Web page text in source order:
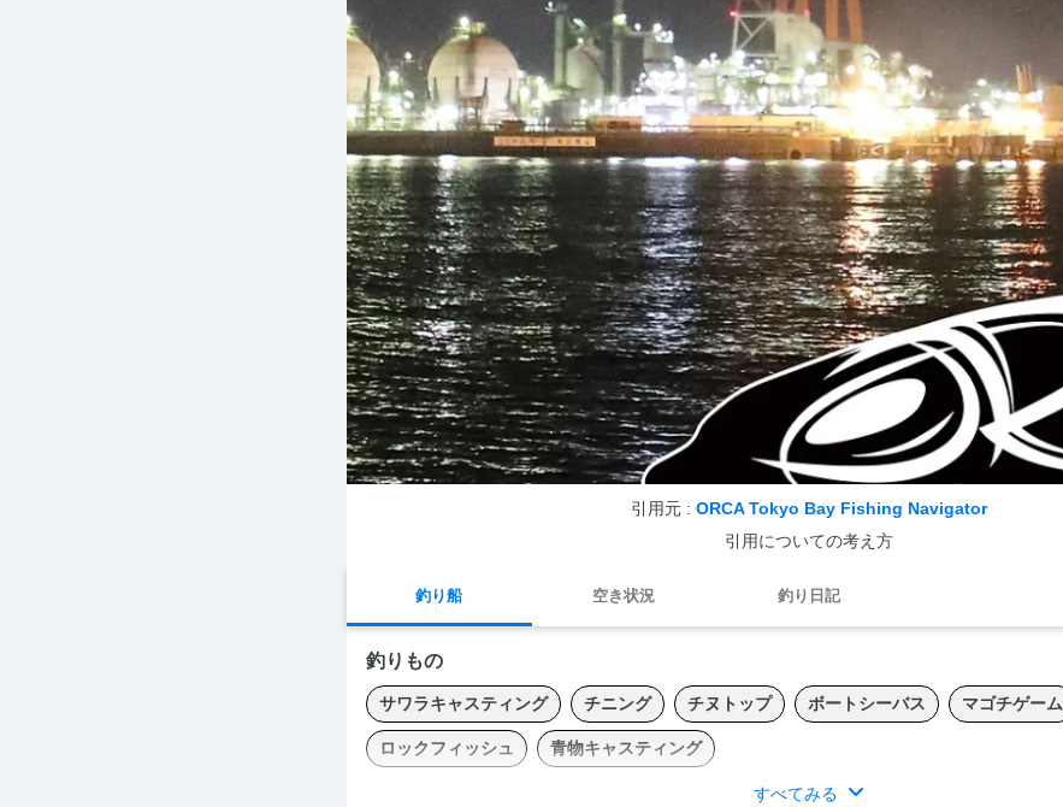
引用元 : ORCA Tokyo Bay Fishing Navigator
引用についての考え方
釣り船 空き状況 釣り日記
釣りもの
サワラキャスティング チニング チヌトップ ボートシーバス マゴチゲーム
ロックフィッシュ 青物キャスティング
すべてみる